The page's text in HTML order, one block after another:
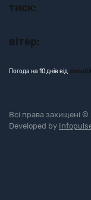
тиск:
вітер:
Погода на 10 днів від
Всі права захищені
Developed by